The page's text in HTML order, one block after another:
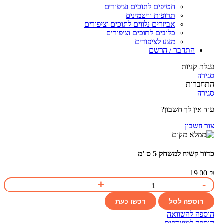
חטיפים לתוכים וציפורים
תרופות וויטמינים
אביזרים נלווים לתוכים וציפורים
כלובים לתוכים וציפורים
מצע לציפורים
התחבר / הרשם
עגלת קניות
סגירה
התחברות
סגירה
עוד אין לך חשבון?
צור חשבון
כדור קשיח למשחק 5 ס"מ
19.00 ₪
הוספה לסל רכשו כעת
הוספה להשוואה